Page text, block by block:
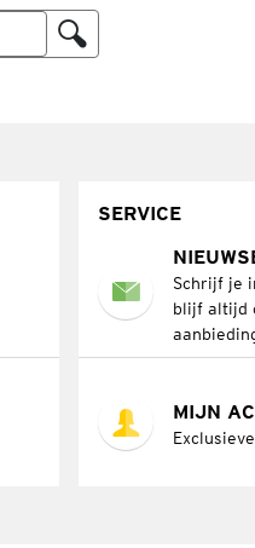
SERVICE
Schrijf je
blijf altijd
MIJN